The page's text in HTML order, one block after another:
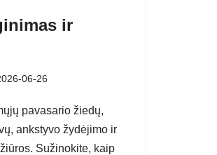
ir
06-26
pavasario žiedų,
ankstyvo žydėjimo ir
Sužinokite, kaip